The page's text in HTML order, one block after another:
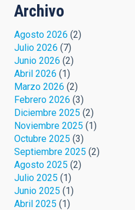
Archivo
Agosto 2026 (2)
Julio 2026 (7)
Junio 2026 (2)
Abril 2026 (1)
Marzo 2026 (2)
Febrero 2026 (3)
Diciembre 2025 (2)
Noviembre 2025 (1)
Octubre 2025 (3)
Septiembre 2025 (2)
Agosto 2025 (2)
Julio 2025 (1)
Junio 2025 (1)
Abril 2025 (1)